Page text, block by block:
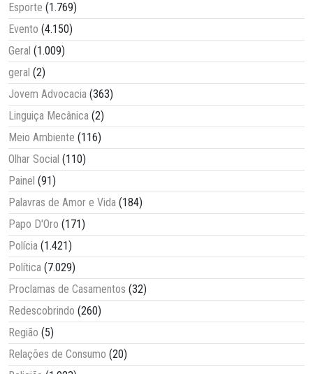
Esporte (1.769)
Evento (4.150)
Geral (1.009)
geral (2)
Jovem Advocacia (363)
Linguiça Mecânica (2)
Meio Ambiente (116)
Olhar Social (110)
Painel (91)
Palavras de Amor e Vida (184)
Papo D'Oro (171)
Polícia (1.421)
Política (7.029)
Proclamas de Casamentos (32)
Redescobrindo (260)
Região (5)
Relações de Consumo (20)